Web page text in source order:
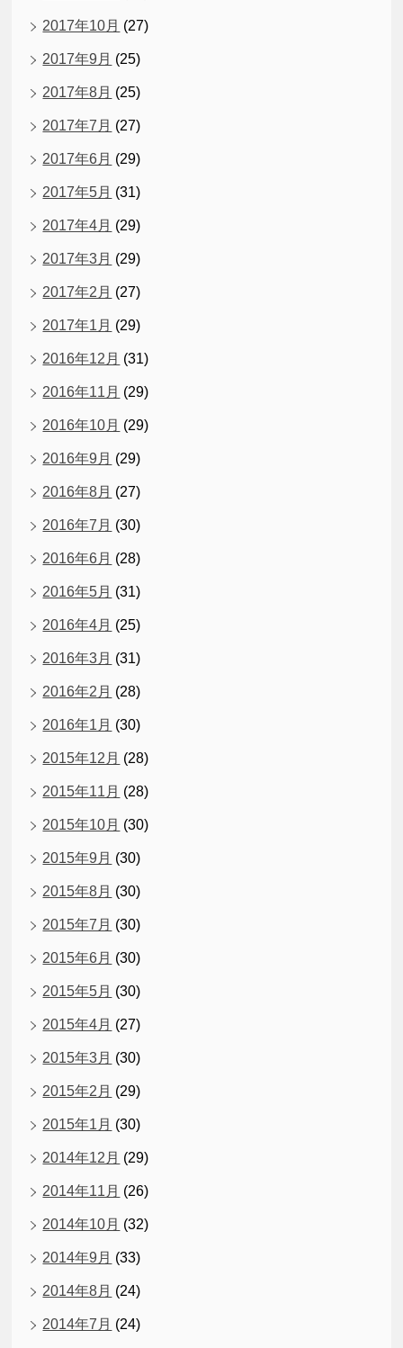
2017年10月 (27)
2017年9月 (25)
2017年8月 (25)
2017年7月 (27)
2017年6月 (29)
2017年5月 (31)
2017年4月 (29)
2017年3月 (29)
2017年2月 (27)
2017年1月 (29)
2016年12月 (31)
2016年11月 (29)
2016年10月 (29)
2016年9月 (29)
2016年8月 (27)
2016年7月 (30)
2016年6月 (28)
2016年5月 (31)
2016年4月 (25)
2016年3月 (31)
2016年2月 (28)
2016年1月 (30)
2015年12月 (28)
2015年11月 (28)
2015年10月 (30)
2015年9月 (30)
2015年8月 (30)
2015年7月 (30)
2015年6月 (30)
2015年5月 (30)
2015年4月 (27)
2015年3月 (30)
2015年2月 (29)
2015年1月 (30)
2014年12月 (29)
2014年11月 (26)
2014年10月 (32)
2014年9月 (33)
2014年8月 (24)
2014年7月 (24)